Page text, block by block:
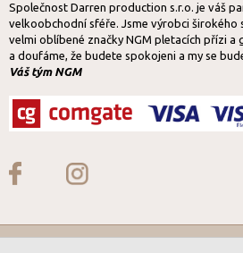
Společnost Darren production s.r.o. je váš
velkoobchodní sféře. Jsme výrobci
velmi oblíbené značky NGM pletacích přízi a
a doufáme, že budete spokojeni a my se
Váš tým NGM